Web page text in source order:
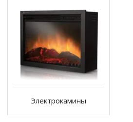
Электрокамины